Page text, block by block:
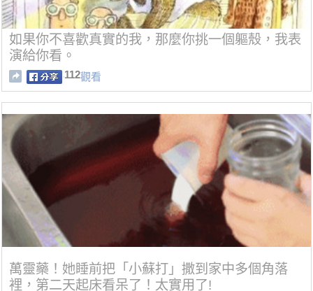
如果你不喜歡真實的我，那麼你挑一個軀殼，我表
演給你看。
112觀看
萬靈藥！她睡前把「小蘇打」撒到家中多個角落
裡，第二天起床看呆了！太實用了!